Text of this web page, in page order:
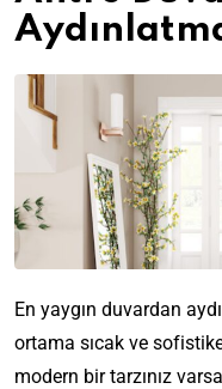
En yaygın duvardan
ortama sıcak ve
modern bir tarzınız